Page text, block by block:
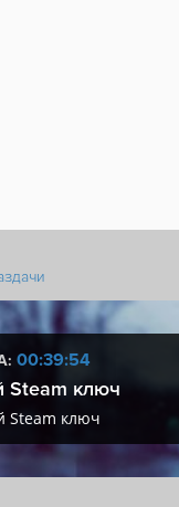
00:39:54
Steam ключ
Steam ключ